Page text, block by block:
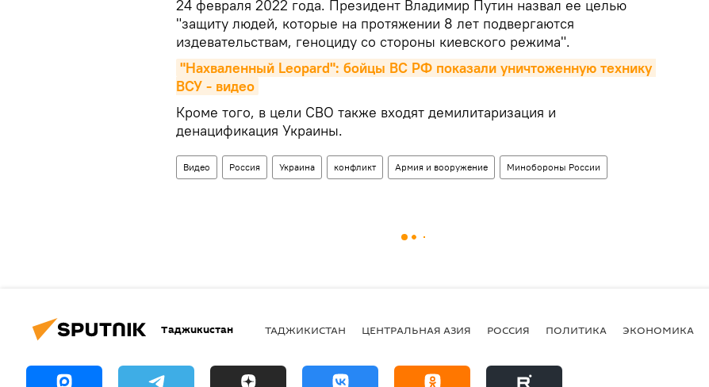
24 февраля 2022 года. Президент Владимир Путин назвал ее целью
"защиту людей, которые на протяжении 8 лет подвергаются
издевательствам, геноциду со стороны киевского режима".
"Нахваленный Leopard": бойцы ВС РФ показали уничтоженную технику
ВСУ - видео
Кроме того, в цели СВО также входят демилитаризация и
денацификация Украины.
Видео Россия Украина конфликт Армия и вооружение Минобороны России
Таджикистан ТАДЖИКИСТАН ЦЕНТРАЛЬНАЯ АЗИЯ РОССИЯ ПОЛИТИКА ЭКОНОМИКА